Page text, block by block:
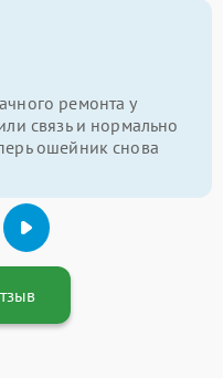
ремонта у
связь и нормально
ошейник снова